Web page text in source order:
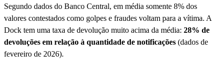
Segundo dados do Banco Central, em média somente 8% dos
valores contestados como golpes e fraudes voltam para a vítima. A
Dock tem uma taxa de devolução muito acima da média: 28% de
devoluções em relação à quantidade de notificações (dados de
fevereiro de 2026).